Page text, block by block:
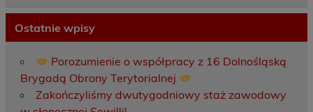
Ostatnie wpisy
Porozumienie o współpracy z 16 Dolnośląską
Brygadą Obrony Terytorialnej
Zakończyliśmy dwutygodniowy staż zawodowy